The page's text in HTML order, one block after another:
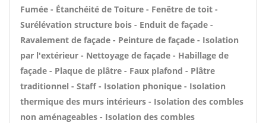
Fumée - Étanchéité de Toiture - Fenêtre de toit -
Surélévation structure bois - Enduit de façade -
Ravalement de façade - Peinture de façade - Isolation
par l'extérieur - Nettoyage de façade - Habillage de
façade - Plaque de plâtre - Faux plafond - Plâtre
traditionnel - Staff - Isolation phonique - Isolation
thermique des murs intérieurs - Isolation des combles
non aménageables - Isolation des combles